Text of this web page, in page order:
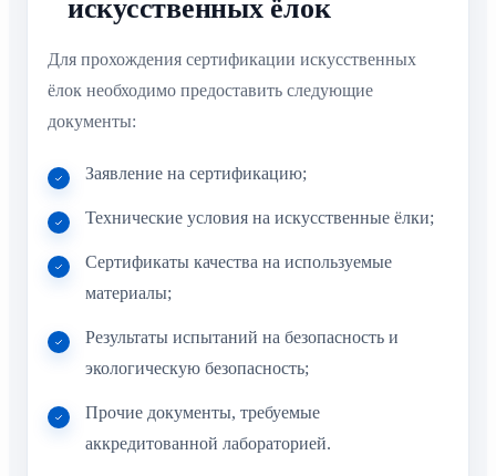
искусственных ёлок
Для прохождения сертификации искусственных
ёлок необходимо предоставить следующие
документы:
Заявление на сертификацию;
Технические условия на искусственные ёлки;
Сертификаты качества на используемые
материалы;
Результаты испытаний на безопасность и
экологическую безопасность;
Прочие документы, требуемые
аккредитованной лабораторией.